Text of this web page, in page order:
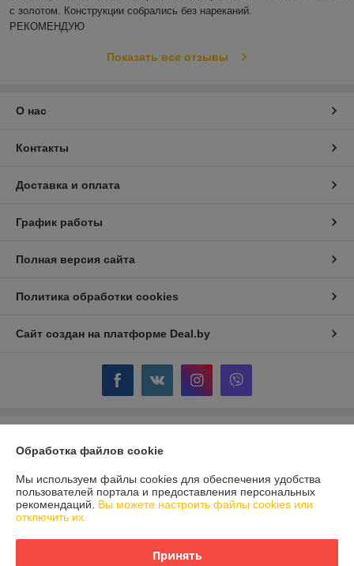
с золотом. Конструкции собрались без нареканий.
РЕКОМЕНДУЮ
Показать все отзывы
О нас
Контакты
Доставка и оплата
График работы
Полная версия сайта
Политика обработки cookies
Сайт создан на платформе Deal.by
Минск, ул. Мержинского 8-11
Регистрационный номер ЕГР: 192945661
Регистрационный орган: Минский горисполком
Обработка файлов cookie
Мы используем файлы cookies для обеспечения удобства
пользователей портала и предоставления персональных
рекомендаций. Вы можете настроить файлы cookies или
отключить их.
Принять